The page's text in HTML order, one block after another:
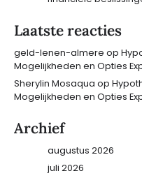
Laatste reacties
geld-lenen-almere op
Mogelijkheden en Opties
Sherylin Mosaqua op
Mogelijkheden en Opties
Archief
augustus 2026
juli 2026